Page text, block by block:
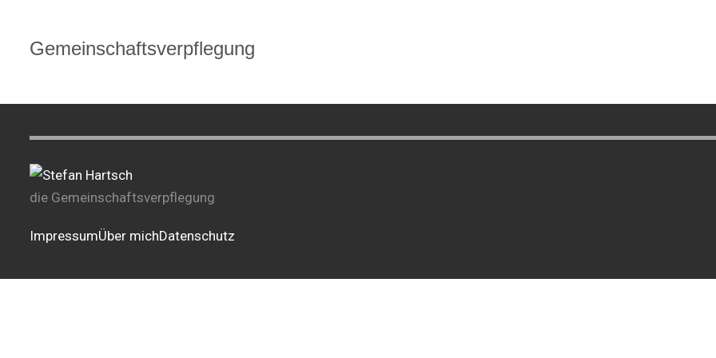
Gemeinschaftsverpflegung
die Gemeinschaftsverpflegung
ImpressumÜber michDatenschutz